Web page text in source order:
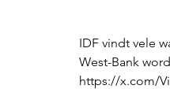
IDF vindt vele
West-Bank
https://x.com/